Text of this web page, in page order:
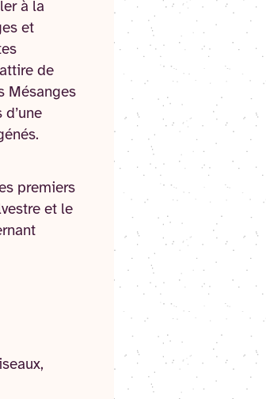
à la
et
de
Mésanges
premiers
et le